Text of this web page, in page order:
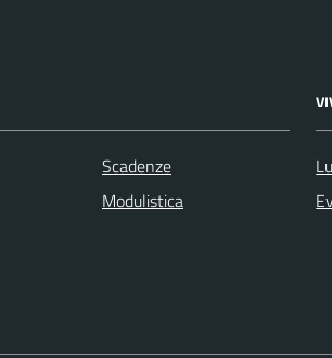
Scadenze
Modulistica